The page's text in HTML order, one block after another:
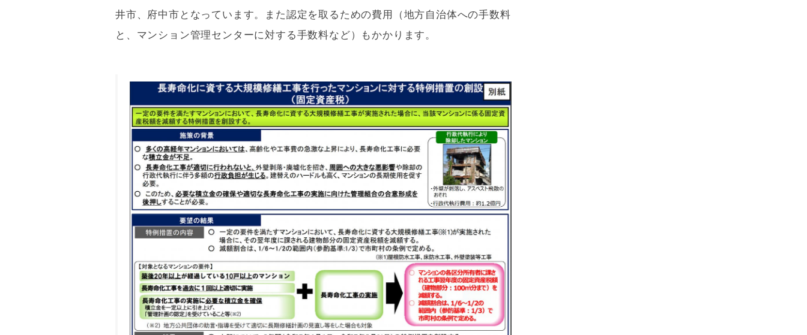
井市、府中市となっています。また認定を取るための費用（地方自治体への手数料
と、マンション管理センターに対する手数料など）もかかります。